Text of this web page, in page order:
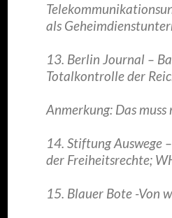
als
13. Berlin Journal –
Totalkontrolle der
Anmerkung: Das
14. Stiftung Auswege
der Freiheitsrechte;
15. Blauer Bote -Von